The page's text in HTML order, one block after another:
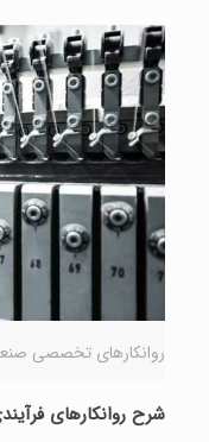
روانکارهای تخصصی
شرح روانکارهای